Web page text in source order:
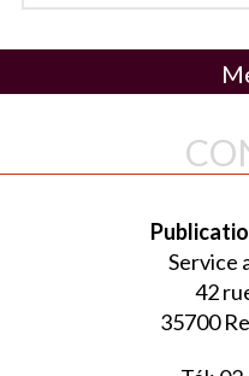
Service
42
35700